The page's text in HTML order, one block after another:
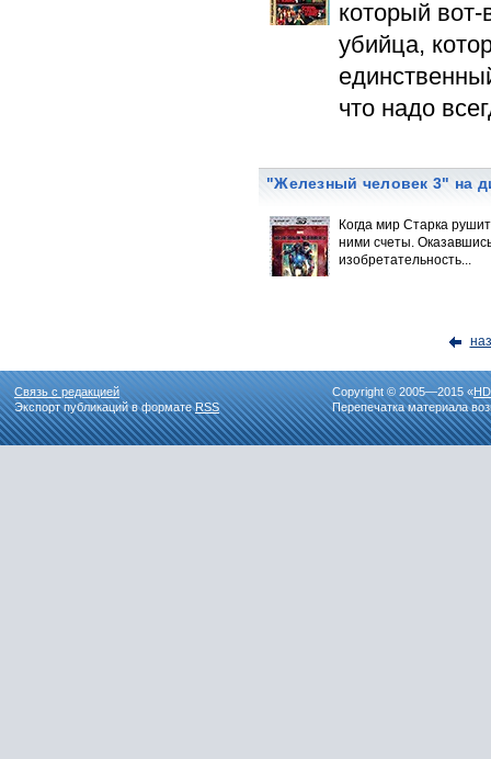
который вот-
убийца,
что надо
"Железный человек 3" на
Когда мир Старка
ними счеты.
изобретательность...
Связь с редакцией
Экспорт публикаций в форматеRSS
Copyright © 2005—2015 «
Перепечатка материала